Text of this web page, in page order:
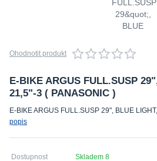
Ohodnotit produkt
E-BIKE ARGUS FULL.SUSP
21,5"-3 ( PANASONIC )
E-BIKE ARGUS FULL.SUSP 29", BLUE
popis
Dostupnost Skladem 8